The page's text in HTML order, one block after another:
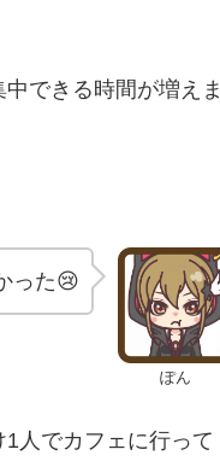
できる時間が増えま
ぽん
った😢
人でカフェに行って